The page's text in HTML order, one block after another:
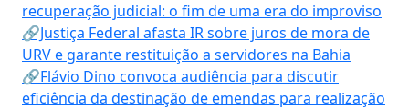
recuperação judicial: o fim de uma era do improviso
🔗Justiça Federal afasta IR sobre juros de mora de
URV e garante restituição a servidores na Bahia
🔗Flávio Dino convoca audiência para discutir
eficiência da destinação de emendas para realização